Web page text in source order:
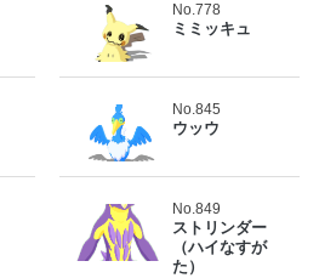
No.778
ミミッキュ
No.845
ウッウ
No.849
ストリンダー
（ハイなすが
た）